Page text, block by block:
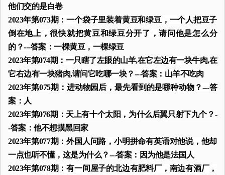
他们交的是白卷
2023年第073期：一个袋子里装着黄豆和绿豆，一个人把豆子
倒在地上，很快就把黄豆和绿豆分开了，请问他是怎么分
的？---答案：一棵黄豆，一棵绿豆
2023年第074期：一只瞎了左眼的山羊,在它左边有一块牛肉,在
它右边有一块猪肉,请问它吃哪一块？---答案：山羊不吃肉
2023年第075期：进动物园后，最先看到的是哪种动物？---答
案：人
2023年第076期：天上有十个太阳，为什么后翼只射下九个？-
-答案：他不想摸黑回家
2023年第077期：外国人问路，小明拼命有英语对他说，他却
一点也听不懂，这是为什么？---答案：因为他是法国人
2023年第078期：有一间屋子的北边有肥料厂，南边有酒厂，